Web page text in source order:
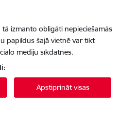
izmanto obligāti nepieciešamās
papildus šajā vietnē var tikt
mediju sīkdatnes.
Apstiprināt visas